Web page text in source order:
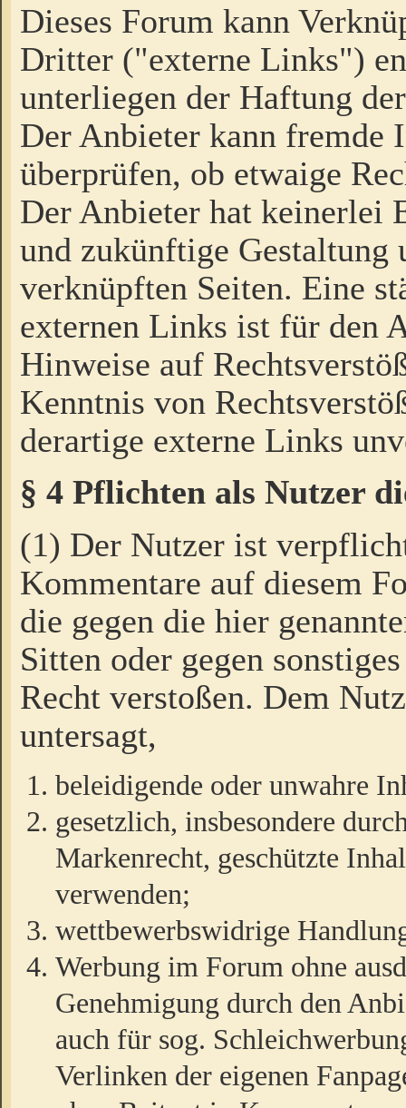
Dieses Forum kann
Dritter ("externe Links")
unterliegen der Haftung
Der Anbieter kann fremde
überprüfen, ob etwaige
Der Anbieter hat keinerlei
und zukünftige Gestaltung
verknüpften Seiten. Eine
externen Links ist für den
Hinweise auf
Kenntnis von
derartige externe Links
§ 4 Pflichten als Nutzer
(1) Der Nutzer ist
Kommentare auf diesem
die gegen die hier
Sitten oder gegen
Recht verstoßen. Dem
untersagt,
beleidigende oder unwahre
gesetzlich, insbesondere
Markenrecht, geschützte
verwenden;
wettbewerbswidrige
Werbung im Forum ohne
Genehmigung durch den
auch für sog.
Verlinken der eigenen